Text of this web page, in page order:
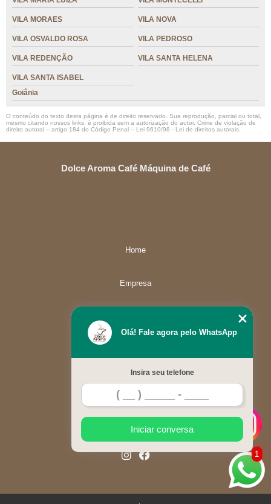
VILA MORAES VILA NOVA
VILA OSVALDO ROSA VILA PEDROSO
VILA REDENÇÃO VILA SANTA HELENA
VILA SANTA ISABEL
Goiânia
O conteúdo do texto desta página é de direito reservado. Sua reprodução, parcial ou total,
mesmo citando nossos links, é proibida sem a autorização do autor. Crime de violação de
direito autoral – artigo 184 do Código Penal – Lei 9610/98 - Lei de direitos autorais
Dolce Aroma Café Máquina de Café
Home
Empresa
Contato
Mapa do site
1
Olá! Fale agora pelo WhatsApp
Insira seu telefone
Iniciar conversa